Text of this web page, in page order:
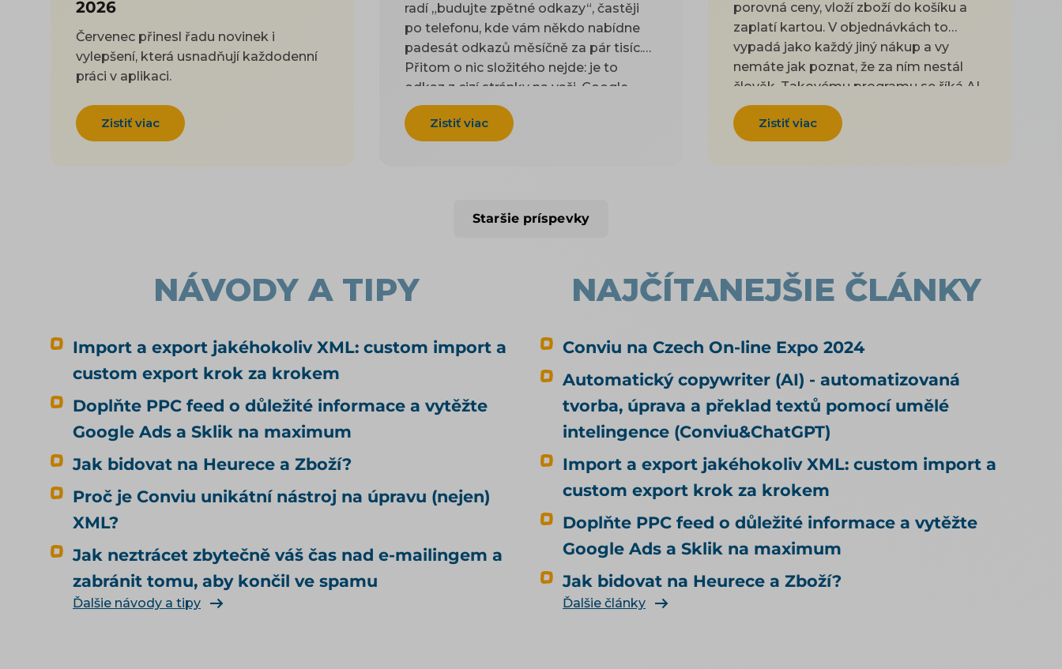
2026
Červenec přinesl řadu novinek i
vylepšení, která usnadňují každodenní
práci v aplikaci.
Zistiť viac
radí „budujte zpětné odkazy“, častěji
po telefonu, kde vám někdo nabídne
padesát odkazů měsíčně za pár tisíc.
Přitom o nic složitého nejde: je to
odkaz z cizí stránky na vaši. Google
takové odkazy odjakživa bere jako
doporučení — čím víc důvěryhodných
webů na vás ukazuje, tím spíš vám
dva druhy rad a ani jeden vám
který budou ostatní odkazovat — jenže
vy neprodáváte články, ale kotle nebo
prodávají balíček odkazů, u kterých se
udělají. Tenhle text jde třetí cestou.
Nejdřív odpoví na otázku, kterou
většina návodů přeskočí — jestli
odkazy vůbec potřebujete — a pak
ukáže, kde je e-shop reálně bere.
Uvidíte taky, co se v českých článcích o
odkazech běžně tvrdí, ačkoli se nám to
při ověřování nepotvrdilo. Je to jeden z
článků tématu SEO a UX pro e-shop.
Pořadí, ve kterém jednotlivé zdroje
odkazů probíráme, je zároveň to,
kterým k nim chodíme u klientů —
Zistiť viac
porovná ceny, vloží zboží do košíku a
zaplatí kartou. V objednávkách to
vypadá jako každý jiný nákup a vy
nemáte jak poznat, že za ním nestál
člověk. Takovému programu se říká AI
agent. Řeknete mu, co potřebujete
koupit, a on to obstará za vás.
Podobně jako když pošlete někoho z
odřízla, a když se na to zeptali novináři,
obchod nastavení opravil (Lupa.cz,
vědomě. Alza zjistila, že za ni rozhodlo
nedělal. Rada, kterou k tomu na
internetu najdete, bývá pořád stejná:
dejte do pořádku produktová data. Je
to dobrá rada, jen odpovídá na jinou
otázku, než si většina lidí myslí. Kvalitní
data rozhodují o tom, jestli vás umělá
inteligence doporučí. To, jestli u vás
agent nakoupí, neovlivní ani trochu.
Tenhle článek je proto o nakupování, ne
otázky: Může u mě agent nakoupit už
Zistiť viac
Staršie príspevky
NÁVODY A TIPY
Import a export jakéhokoliv XML: custom import a
custom export krok za krokem
Doplňte PPC feed o důležité informace a vytěžte
Google Ads a Sklik na maximum
Jak bidovat na Heurece a Zboží?
Proč je Conviu unikátní nástroj na úpravu (nejen)
XML?
Jak neztrácet zbytečně váš čas nad e-mailingem a
zabránit tomu, aby končil ve spamu
Ďalšie návody a tipy
NAJČÍTANEJŠIE ČLÁNKY
Conviu na Czech On-line Expo 2024
Automatický copywriter (AI) - automatizovaná
tvorba, úprava a překlad textů pomocí umělé
intelingence (Conviu&ChatGPT)
Import a export jakéhokoliv XML: custom import a
custom export krok za krokem
Doplňte PPC feed o důležité informace a vytěžte
Google Ads a Sklik na maximum
Jak bidovat na Heurece a Zboží?
Ďalšie články